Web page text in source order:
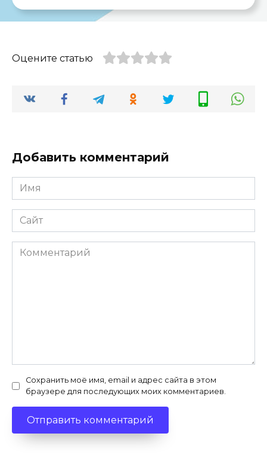
Оцените статью
Добавить комментарий
Имя
*
Сайт
Комментарий
Сохранить моё имя, email и адрес сайта в этом
браузере для последующих моих комментариев.